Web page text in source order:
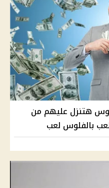
من ٢٠٢٥ الفلوس هتنزل عليهم من